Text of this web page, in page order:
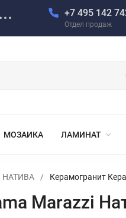
+7 495 142
Отдел продаж
МОЗАИКА ЛАМИНАТ
НАТИВА / Керамогранит
Marazzi